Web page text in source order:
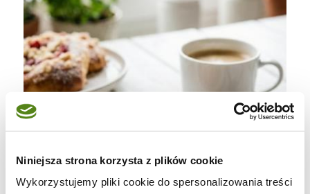
Niniejsza strona korzysta z plików cookie
Wykorzystujemy pliki cookie do spersonalizowania treści